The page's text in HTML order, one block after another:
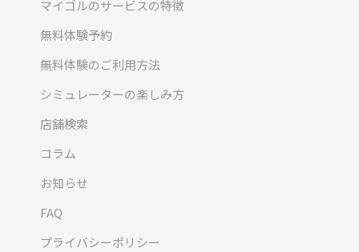
マイゴルのサービスの特徴
無料体験予約
無料体験のご利用方法
シミュレーターの楽しみ方
店舗検索
コラム
お知らせ
FAQ
プライバシーポリシー